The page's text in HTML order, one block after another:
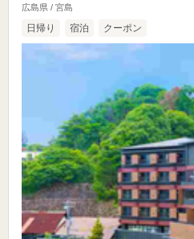
広島県 / 宮島
日帰り 宿泊 クーポン